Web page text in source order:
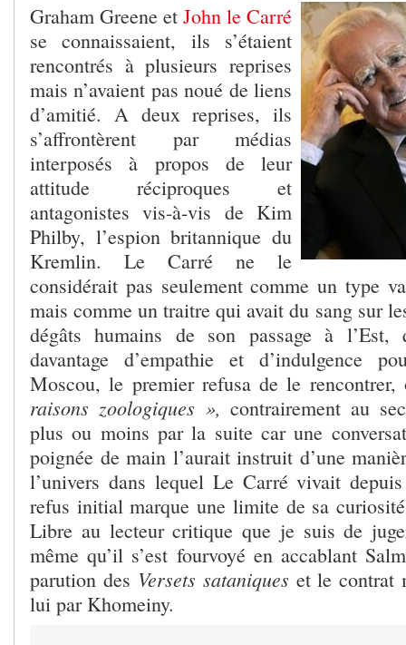
Graham Greene et John le Carré
se connaissaient, ils s’étaient
rencontrés à plusieurs reprises
mais n’avaient pas noué de liens
d’amitié. A deux reprises, ils
s’affrontèrent par médias
interposés à propos de leur
attitude réciproques et
antagonistes vis-à-vis de Kim
Philby, l’espion britannique du
Kremlin. Le Carré ne le
considérait pas seulement comme un type
mais comme un traitre qui avait du sang sur
dégâts humains de son passage à l’Est,
davantage d’empathie et d’indulgence
Moscou, le premier refusa de le
raisons zoologiques », contrairement au
plus ou moins par la suite car une
poignée de main l’aurait instruit d’une
l’univers dans lequel Le Carré vivait
refus initial marque une limite de sa
Libre au lecteur critique que je suis de
même qu’il s’est fourvoyé en accablant
parution des Versets sataniques et le contrat
lui par Khomeiny.